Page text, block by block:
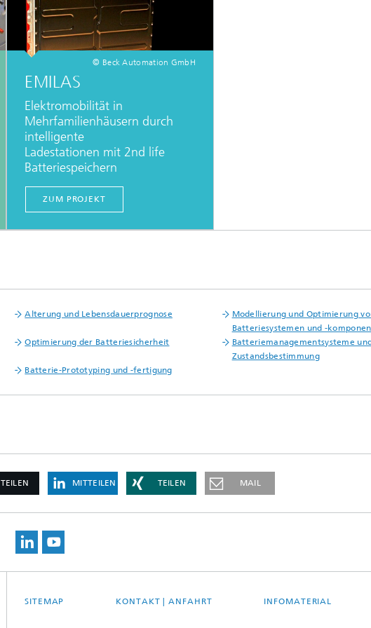
© Beck Automation GmbH
EMILAS
Elektromobilität in
Mehrfamilienhäusern durch
intelligente
Ladestationen mit 2nd life
Batteriespeichern
ZUM PROJEKT
Alterung und Lebensdauerprognose
Modellierung und Optimierung
Batteriesystemen und -
Optimierung der Batteriesicherheit
Batteriemanagementsysteme
Zustandsbestimmung
Batterie-Prototyping und -fertigung
TEILEN MITTEILEN TEILEN MAIL
SITEMAP KONTAKT | ANFAHRT INFOMATERIAL